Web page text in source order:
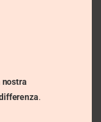
nostra
.